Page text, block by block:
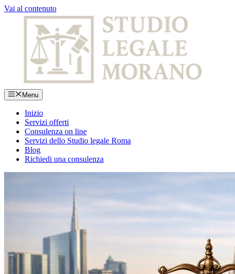
Vai al contenuto
Menu
Inizio
Servizi offerti
Consulenza on line
Servizi dello Studio legale Roma
Blog
Richiedi una consulenza